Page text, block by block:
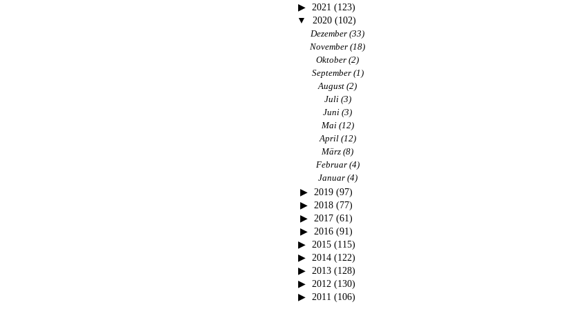
2021 (123)
2020 (102)
Dezember (33)
November (18)
Oktober (2)
September(1)
August (2)
Juli(3)
Juni (3)
Mai(12)
April(12)
März (8)
Februar(4)
Januar(4)
2019 (97)
2018 (77)
2017 (61)
2016 (91)
2015(115)
2014(122)
2013(128)
2012 (130)
2011 (106)